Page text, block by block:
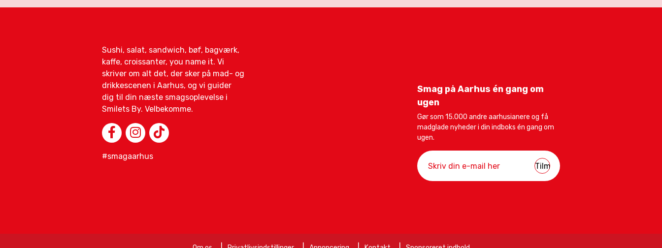
Sushi, salat, sandwich, bøf, bagværk,
kaffe, croissanter, you name it. Vi
skriver om alt det, der sker på mad- og
drikkescenen i Aarhus, og vi guider
dig til din næste smagsoplevelse i
Smilets By. Velbekomme.
#smagaarhus
Smag på Aarhus én gang om
ugen
Gør som 15.000 andre aarhusianere og få
madglade nyheder i din indboks én gang om
ugen.